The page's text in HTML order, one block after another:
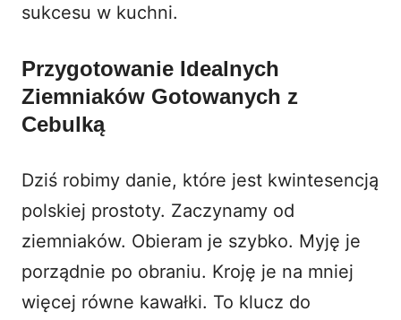
sukcesu w kuchni.
Przygotowanie Idealnych
Ziemniaków Gotowanych z
Cebulką
Dziś robimy danie, które jest kwintesencją
polskiej prostoty. Zaczynamy od
ziemniaków. Obieram je szybko. Myję je
porządnie po obraniu. Kroję je na mniej
więcej równe kawałki. To klucz do